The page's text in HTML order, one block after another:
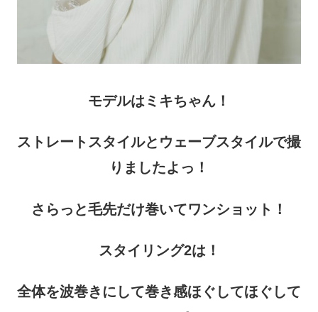
モデルはミキちゃん！
ストレートスタイルとウェーブスタイルで撮
りましたよっ！
さらっと毛先だけ巻いてワンショット！
スタイリング2は！
全体を波巻きにして巻き感ほぐしてほぐして